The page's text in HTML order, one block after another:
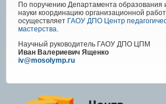
По поручению Департамента образования
науки координацию организационной
осуществляет ГАОУ ДПО Центр
мастерства.
Научный руководитель ГАОУ ДПО ЦПМ
Иван Валериевич Ященко
iv@mosolymp.ru